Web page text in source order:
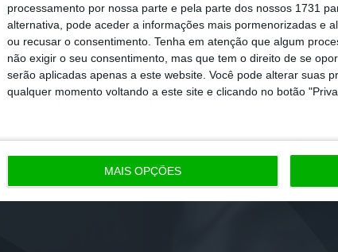
processamento por nossa parte e pela parte dos nossos 1731
alternativa, pode aceder a informações mais pormenorizadas e
ou recusar o consentimento. Tenha em atenção que algum
não exigir o seu consentimento, mas que tem o direito de se
serão aplicadas apenas a este website. Você pode alterar suas
qualquer momento voltando a este site e clicando no botão
MAIS OPÇÕES